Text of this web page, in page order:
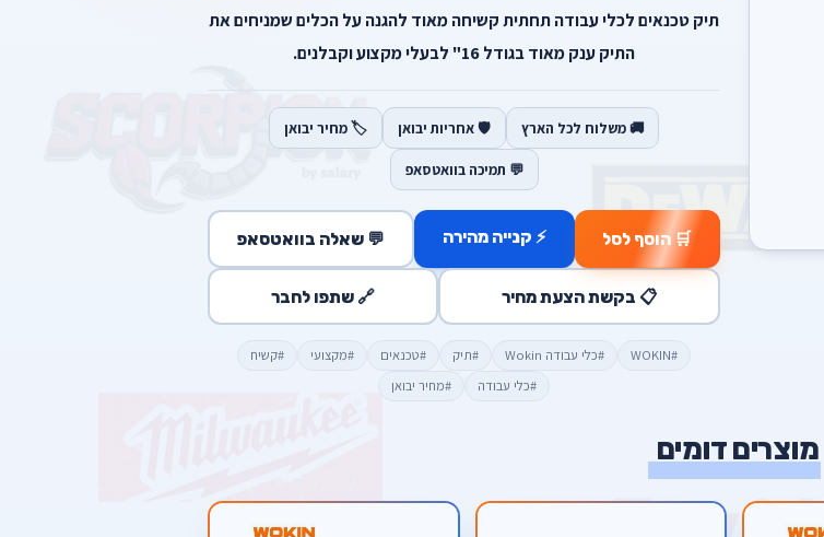
תיק טכנאים לכלי עבודה תחתית קשיחה מאוד להגנה על הכלים שמניחים את
התיק ענק מאוד בגודל 16" לבעלי מקצוע וקבלנים.
🚚 משלוח לכל הארץ 🛡️ אחריות יבואן 🏷️ מחיר יבואן
💬 תמיכה בוואטסאפ
🛒 הוסף לסל ⚡ קנייה מהירה 💬 שאלה בוואטסאפ
📋 בקשת הצעת מחיר 🔗 שתפו לחבר
#WOKIN #כלי עבודה Wokin #תיק #טכנאים #מקצועי
#קשיח
#כלי עבודה
#מחיר יבואן
מוצרים דומים